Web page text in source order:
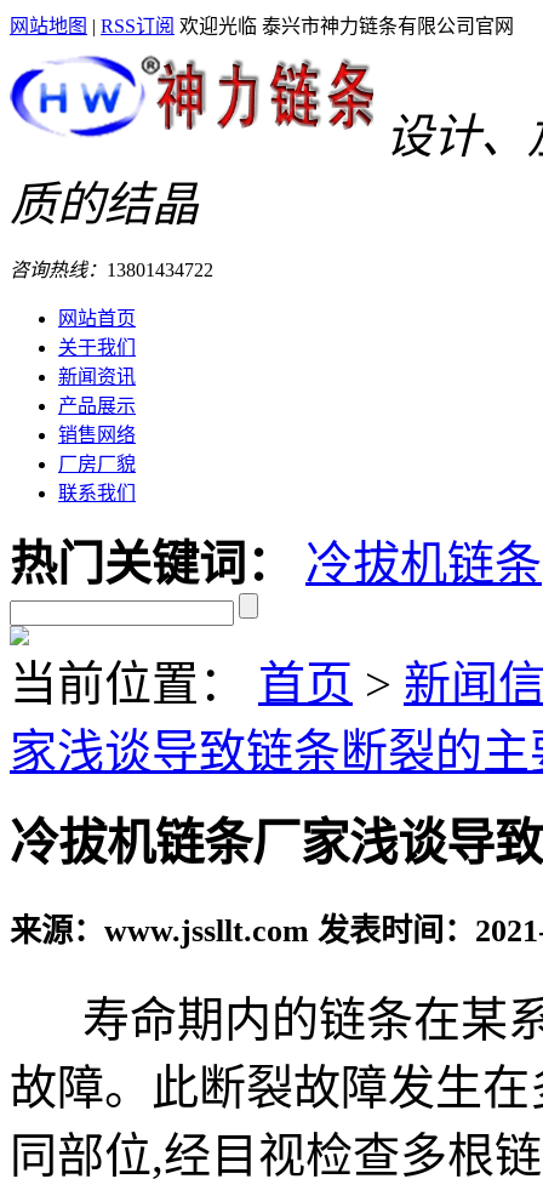
网站地图 | RSS订阅 欢迎光临 泰兴市神力链条有限公司官网
设计
质的结晶
咨询热线： 13801434722
网站首页
关于我们
新闻资讯
产品展示
销售网络
厂房厂貌
联系我们
热门关键词： 冷拔机链条
当前位置： 首页 > 新闻
家浅谈导致链条断裂的
冷拔机链条厂家浅谈导
来源：www.jssllt.com 发表时间：
寿命期内的链条在某
故障。此断裂故障发生
同部位,经目视检查多根